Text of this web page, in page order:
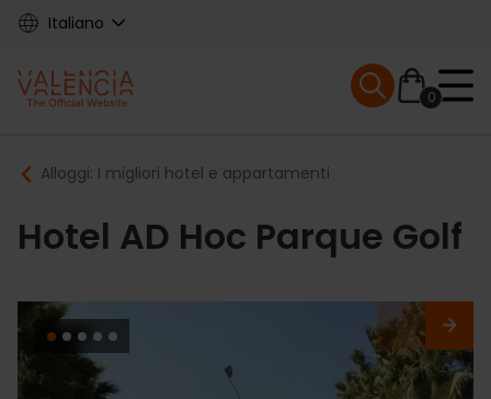
Skip
content
Italiano
Main
navigation
0
Mobile menu
Breadcrumb
Alloggi: I migliori hotel e appartamenti
Hotel AD Hoc Parque Golf